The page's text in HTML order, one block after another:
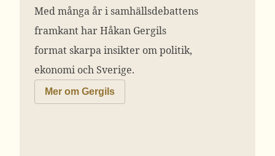
Med många år i samhällsdebattens
framkant har Håkan Gergils
format skarpa insikter om politik,
ekonomi och Sverige.
Mer om Gergils